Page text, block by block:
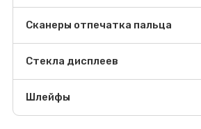
Сканеры отпечатка пальца
Стекла дисплеев
Шлейфы